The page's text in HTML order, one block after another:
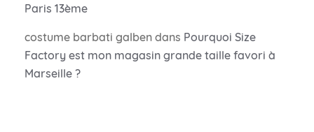
Paris 13ème
costume barbati galben dans Pourquoi Size
Factory est mon magasin grande taille favori à
Marseille ?